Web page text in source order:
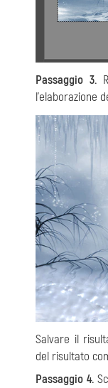
Passaggio 3.
l'elaborazione
Salvare il
del risultato
Passaggio 4.